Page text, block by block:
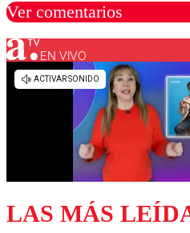
Ver comentarios
Los comentarios son
diálogo
EN VIVO
LAS MÁS